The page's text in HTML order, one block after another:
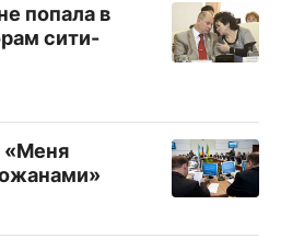
попала в
сити-
«Меня